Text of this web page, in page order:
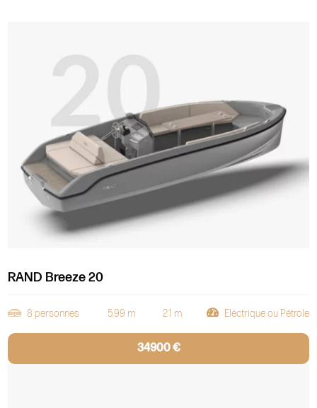
RAND Breeze 20
8 personnes 5.99 m 2.1 m Electrique ou Pétrole
34900 €